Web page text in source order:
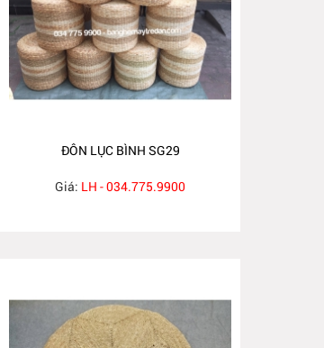
ĐÔN LỤC BÌNH SG29
Giá: LH - 034.775.9900